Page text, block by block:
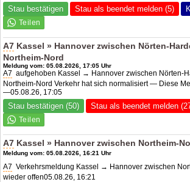
Stau bestätigen Stau als beendet melden (5)
A7 Kassel » Hannover zwischen Nörten-
Northeim-Nord
Meldung vom: 05.08.2026, 17:05 Uhr
A7 aufgehoben Kassel → Hannover zwischen Nörten-
Northeim-Nord Verkehr hat sich normalisiert — Diese
—05.08.26, 17:05
Stau bestätigen (50) Stau als beendet melden
A7 Kassel » Hannover zwischen Northeim-
Meldung vom: 05.08.2026, 16:21 Uhr
A7 Verkehrsmeldung Kassel → Hannover zwischen
wieder offen05.08.26, 16:21